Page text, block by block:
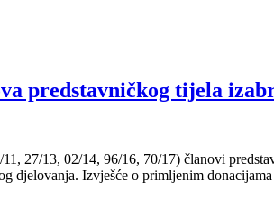
predstavničkog tijela
27/13, 02/14, 96/16, 70/17) članovi
djelovanja. Izvješće o primljenim